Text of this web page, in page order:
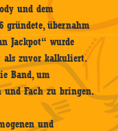
und dem
gründete, übernahm
Jackpot“ wurde
als zuvor kalkuliert.
Band, um
und Fach zu bringen.
und